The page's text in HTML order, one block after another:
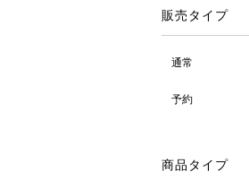
販売タイプ
通常
予約
商品タイプ